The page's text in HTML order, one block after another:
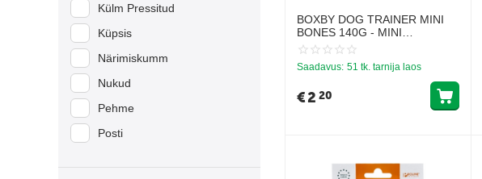
BOXBY DOG TRAINER MINI
BONES 140G - MINI
TÜKIKESED TÄISKASVANUD
KOERTELE
Saadavus: 51 tk. tarnija laos
€2 20
Külm Pressitud
Küpsis
Närimiskumm
Nukud
Pehme
Posti